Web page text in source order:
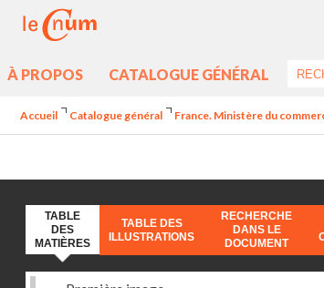
À PROPOS CATALOGUE GÉNÉRAL
Accueil Catalogue général France. Ministère du
TABLE
DES
MATIÈRES
TABLE DES
ILLUSTRATIONS
RECHERCHE
DANS LE
DOCUMENT